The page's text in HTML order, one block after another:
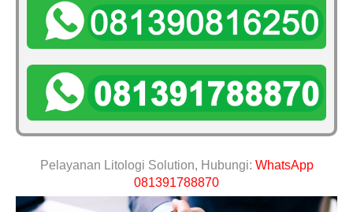
Pelayanan Litologi Solution, Hubungi: WhatsApp
081391788870